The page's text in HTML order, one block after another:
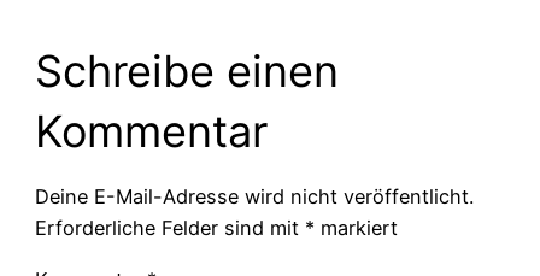
Schreibe einen
Kommentar
Deine E-Mail-Adresse wird nicht veröffentlicht.
Erforderliche Felder sind mit * markiert